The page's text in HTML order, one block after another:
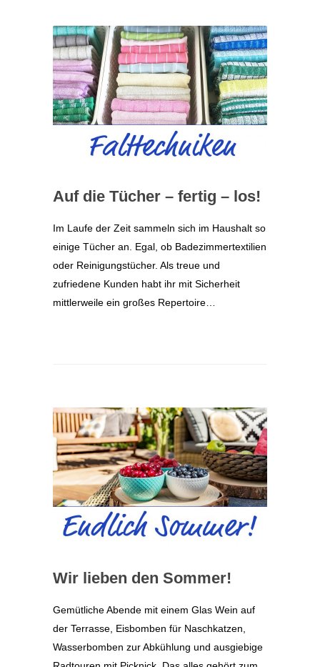
Auf die Tücher – fertig – los!
Im Laufe der Zeit sammeln sich im Haushalt so
einige Tücher an. Egal, ob Badezimmertextilien
oder Reinigungstücher. Als treue und
zufriedene Kunden habt ihr mit Sicherheit
mittlerweile ein großes Repertoire…
Wir lieben den Sommer!
Gemütliche Abende mit einem Glas Wein auf
der Terrasse, Eisbomben für Naschkatzen,
Wasserbomben zur Abkühlung und ausgiebige